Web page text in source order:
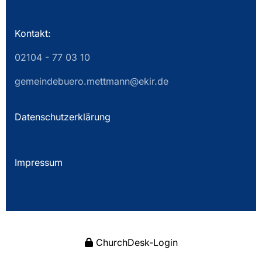
Kontakt:
02104 - 77 03 10
gemeindebuero.mettmann@ekir.de
Datenschutzerklärung
Impressum
ChurchDesk-Login